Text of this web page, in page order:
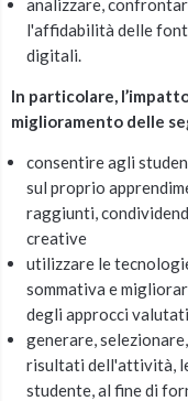
analizzare,
l'affidabilità delle
digitali.
In particolare,
miglioramento delle
consentire agli
sul proprio
raggiunti,
creative
utilizzare le
sommativa e
degli approcci
generare,
risultati dell'attività,
studente, al fine di